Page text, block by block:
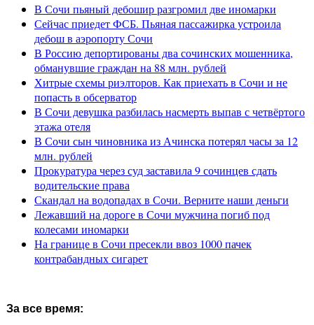
В Сочи пьяный дебошир разгромил две иномарки
Сейчас приедет ФСБ. Пьяная пассажирка устроила
дебош в аэропорту Сочи
В Россию депортированы два сочинских мошенника,
обманувшие граждан на 88 млн. рублей
Хитрые схемы риэлторов. Как приехать в Сочи и не
попасть в обсерватор
В Сочи девушка разбилась насмерть выпав с четвёртого
этажа отеля
В Сочи сын чиновника из Ачинска потерял часы за 12
млн. рублей
Прокуратура через суд заставила 9 сочинцев сдать
водительские права
Скандал на водопадах в Сочи. Верните наши деньги
Лежавший на дороге в Сочи мужчина погиб под
колесами иномарки
На границе в Сочи пресекли ввоз 1000 пачек
контрабандных сигарет
За все время: